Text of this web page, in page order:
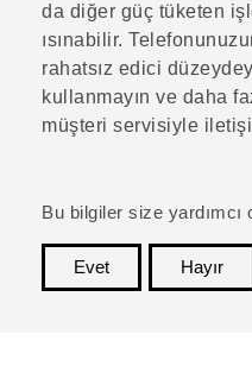
da diğer güç tüketen
ısınabilir.
rahatsız edici
kullanmayın ve daha
müşteri servisiyle
Bu bilgiler size yardımcı
Evet
Hayır